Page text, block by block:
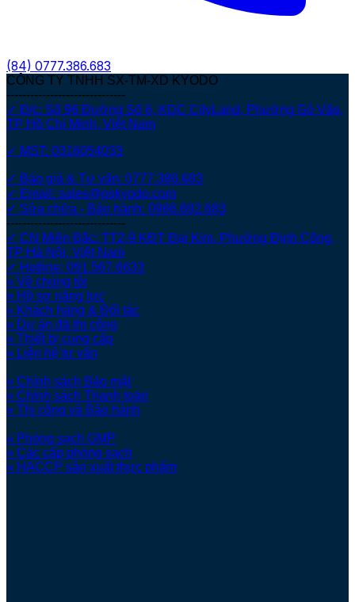
(84) 0777.386.683
CÔNG TY TNHH SX-TM-XD KYODO
------------------------------
✓ Đ/c: Số 96 Đường Số 6, KDC CityLand, Phường Gò Vấp,
TP Hồ Chí Minh, Việt Nam
✓ MST: 0316054033
✓ Báo giá & Tư vấn: 0777.386.683
✓ Email: sales@pskyodo.com
✓ Sửa chữa - Bảo hành: 0966.692.683
------------------------------
✓ CN Miền Bắc: TT2-9 KĐT Đại Kim, Phường Định Công,
TP Hà Nội, Việt Nam
✓ Hotline: 091.567.6633
» Về chúng tôi
» Hồ sơ năng lực
» Khách hàng & Đối tác
» Dự án đã thi công
» Thiết bị cung cấp
» Liên hệ tư vấn
» Chính sách Bảo mật
» Chính sách Thanh toán
» Thi công và Bảo hành
» Phòng sạch GMP
» Các cấp phòng sạch
» HACCP sản xuất thực phẩm